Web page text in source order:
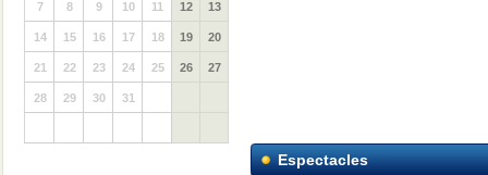
7 8 9 10 11 12 13
14 15 16 17 18 19 20
21 22 23 24 25 26 27
28 29 30 31
Espectacles